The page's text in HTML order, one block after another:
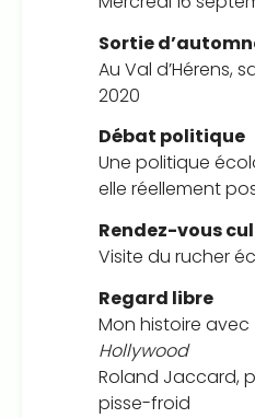
Sortie
Au Val d’Hérens,
2020
Débat politique
Une politique
elle réellement
Rendez-vous
Visite du rucher
Regard libre
Mon histoire avec
Hollywood
Roland Jaccard,
pisse-froid